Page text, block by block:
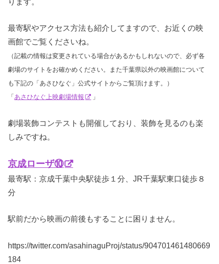
最寄駅やアクセス方法も紹介してますので、お近くの映
画館でご覧くださいね。
（記載の情報は変更されている場合があるかもしれないので、必ず各
劇場のサイトをお確かめください。また千葉県以外の映画館について
も下記の「あさひなぐ」公式サイトからご覧頂けます。）
「あさひなぐ上映劇場情報 」
劇場装飾コンテストも開催しており、装飾を見るのも楽
しみですね。
京成ローザ⑩
最寄駅：京成千葉中央駅徒歩１分、JR千葉駅東口徒歩８
分
駅前だから映画の前後もすることに困りません。
https://twitter.com/asahinaguProj/status/904701461480669
184